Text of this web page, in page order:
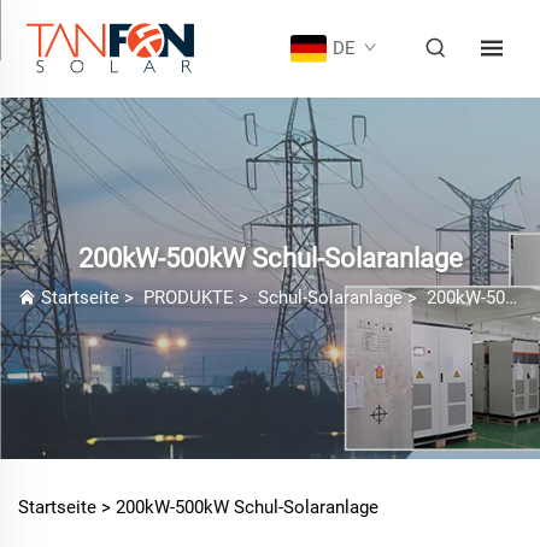
DE
200kW-500kW Schul-Solaranlage
Startseite> PRODUKTE > Schul-Solaranlage> 200kW-500kW Schul-Solaranlage
Startseite > 200kW-500kW Schul-Solaranlage